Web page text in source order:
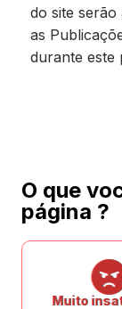
do site serão
as
durante este
O que
página ?
Muito